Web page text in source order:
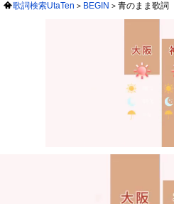
歌詞検索UtaTen BEGIN 青のまま歌詞